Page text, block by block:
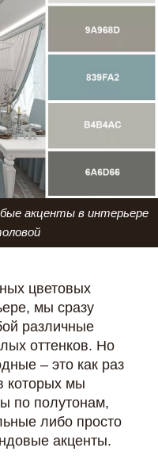
акценты в интерьере
цветовых
мы сразу
различные
оттенков. Но
– это как раз
которых мы
по полутонам,
либо просто
акценты.